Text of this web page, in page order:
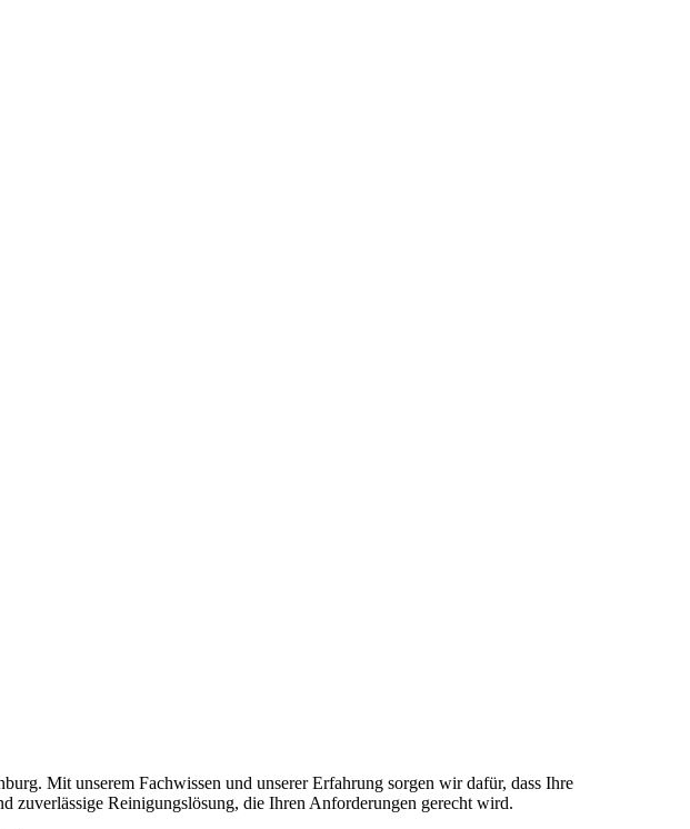
Mit unserem Fachwissen und unserer Erfahrung sorgen wir dafür, dass Ihre
zuverlässige Reinigungslösung, die Ihren Anforderungen gerecht wird.